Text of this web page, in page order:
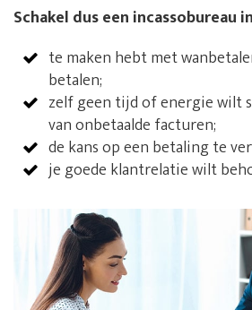
Schakel dus een incassobureau
te maken hebt met
betalen;
zelf geen tijd of energie wilt
van onbetaalde facturen;
de kans op een betaling te
je goede klantrelatie wilt